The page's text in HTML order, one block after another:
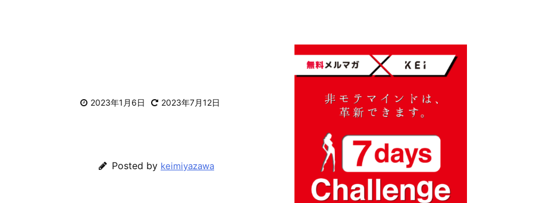
2023年1月6日 2023年7月12日
Posted by keimiyazawa